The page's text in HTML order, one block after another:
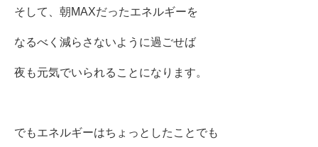
そして、朝MAXだったエネルギーを
なるべく減らさないように過ごせば
夜も元気でいられることになります。
でもエネルギーはちょっとしたことでも